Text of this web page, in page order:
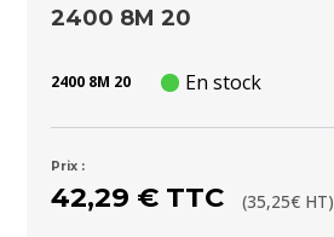
2400 8M 20
2400 8M 20 En stock
Prix :
42,29 € TTC (35,25€ HT)